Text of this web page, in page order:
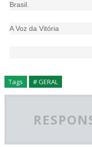
Brasil.
A Voz da Vitória
Tags # GERAL